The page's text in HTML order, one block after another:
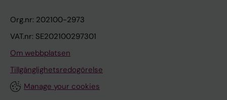
Org.nr: 202100-2973
VAT.nr: SE202100297301
Om webbplatsen
Tillgänglighetsredogörelse
Manage your cookies